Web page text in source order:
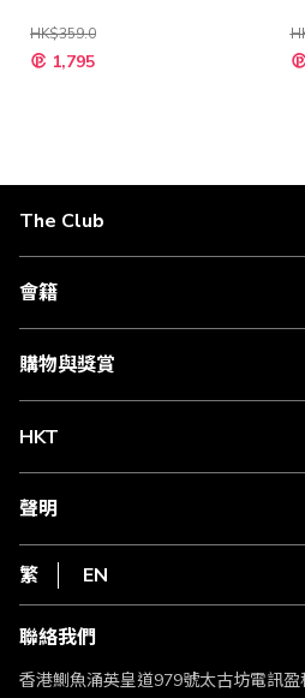
HK$359.0
特
殊 1,795
The Club
關於 The Club
合作夥伴
媒體中心
會籍
會籍及專屬禮遇
賺取積分
購物與獎賞
物流與配送
Club Shopping 商品領取站
常見問題
HKT
csl.
1010
HKT
聲明
私隱聲明
使用條款
條款及細則
不歧視及不騷擾聲明
認可牌照及通告
繁 EN
聯絡我們
香港鰂魚涌英皇道979號太古坊電訊